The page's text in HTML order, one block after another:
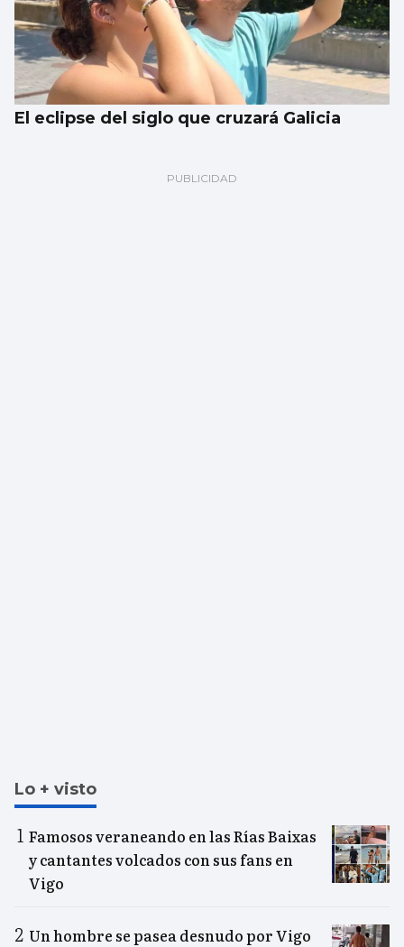
El eclipse del siglo que cruzará Galicia
Lo + visto
Famosos veraneando en las Rías Baixas
y cantantes volcados con sus fans en
Vigo
Un hombre se pasea desnudo por Vigo